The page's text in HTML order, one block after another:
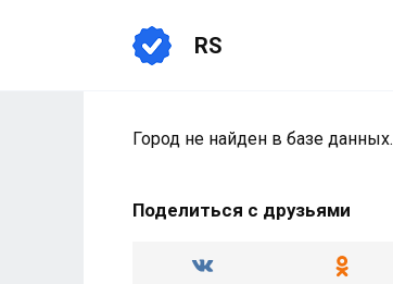
RS
Город не найден в базе данных.
Поделиться с друзьями